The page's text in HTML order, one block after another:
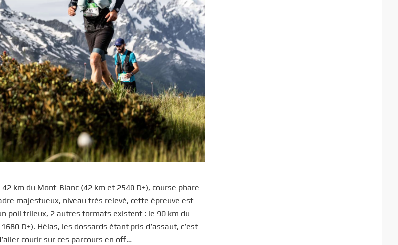
km du Mont-Blanc (42 km et 2540 D+), course phare
majestueux, niveau très relevé, cette épreuve est
poil frileux, 2 autres formats existent : le 90 km du
D+). Hélas, les dossards étant pris d’assaut, c’est
courir sur ces parcours en off…